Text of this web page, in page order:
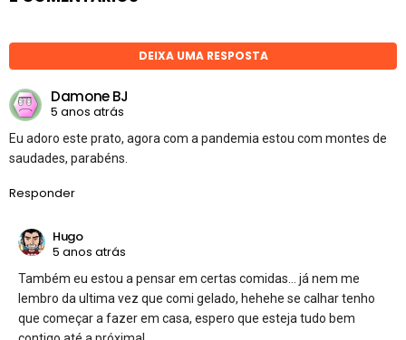
DEIXA UMA RESPOSTA
Damone BJ
5 anos atrás
Eu adoro este prato, agora com a pandemia estou com montes de
saudades, parabéns.
Responder
Hugo
5 anos atrás
Também eu estou a pensar em certas comidas… já nem me
lembro da ultima vez que comi gelado, hehehe se calhar tenho
que começar a fazer em casa, espero que esteja tudo bem